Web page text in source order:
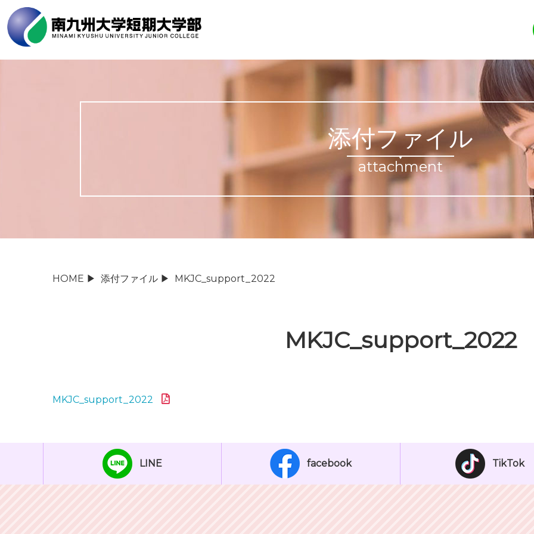
添付ファイル
attachment
HOME ▶ 添付ファイル ▶ MKJC_support_2022
MKJC_support_2022
MKJC_support_2022
LINE facebook TikTok